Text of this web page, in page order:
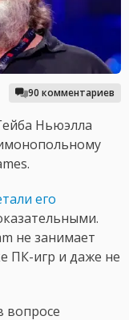
90 комментариев
Ньюэлла
его
не занимает
ПК-игр и даже не
вопросе